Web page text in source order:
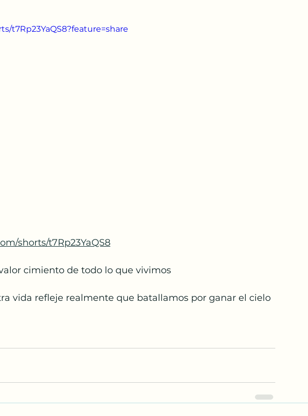
t7Rp23YaQS8?feature=share
shorts/t7Rp23YaQS8
cimiento de todo lo que vivimos
vida refleje realmente que batallamos por ganar el cielo